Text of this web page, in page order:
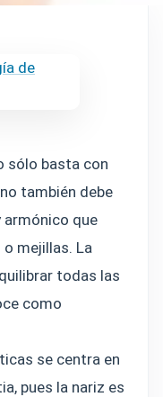
sólo basta con
también debe
que
mejillas. La
todas las
como
se centra en
pues la nariz es